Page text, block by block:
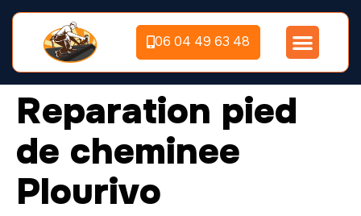
06 04 49 63 48
Reparation pied
de cheminee
Plourivo